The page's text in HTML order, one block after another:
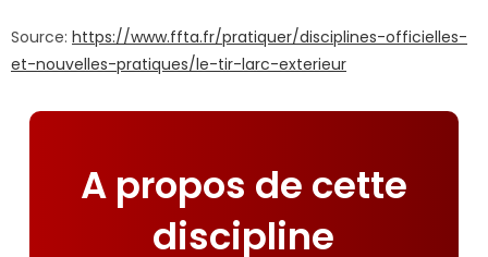
Source: https://www.ffta.fr/pratiquer/disciplines-officielles-
et-nouvelles-pratiques/le-tir-larc-exterieur
A propos de cette
discipline